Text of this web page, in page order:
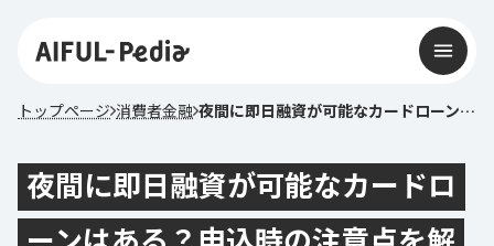
トップページ 消費者金融 夜間に即日融資が可能なカードローンはある？申込時の注意点を解説
夜間に即日融資が可能なカードロ